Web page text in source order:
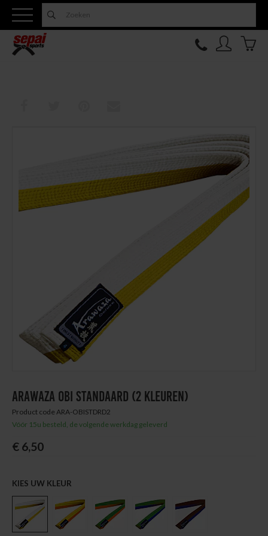
Training
ARAWAZA OBI STANDAARD (2 KLEUREN)
Product code ARA-OBISTDRD2
Vóór 15u besteld, de volgende werkdag geleverd
€ 6,50
KIES UW KLEUR